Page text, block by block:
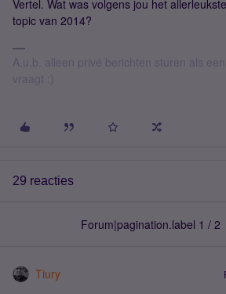
Vertel. Wat was volgens jou het
topic van 2014?
A.u.b. alleen privé berichten sturen als
vraagt :)
29 reacties
Forum|pagination.label 1 / 2
Tiury